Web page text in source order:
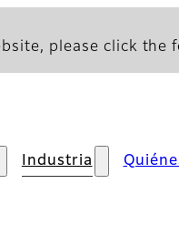
please click the
Industria